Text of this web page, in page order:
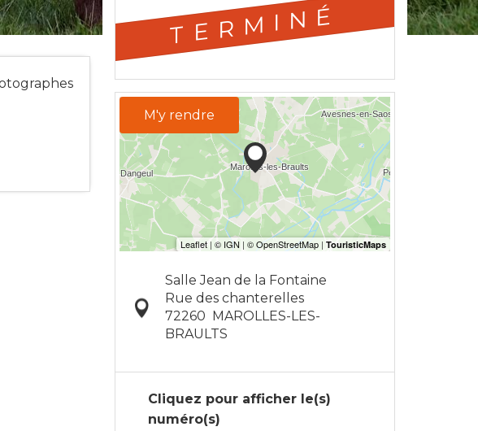
TERMINÉ
M'y rendre
Salle Jean de la Fontaine
Rue des chanterelles
72260
MAROLLES-LES-
BRAULTS
Cliquez pour afficher le(s)
numéro(s)